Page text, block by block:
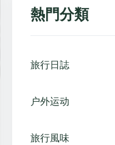
熱門分類
旅行日誌
户外运动
旅行風味